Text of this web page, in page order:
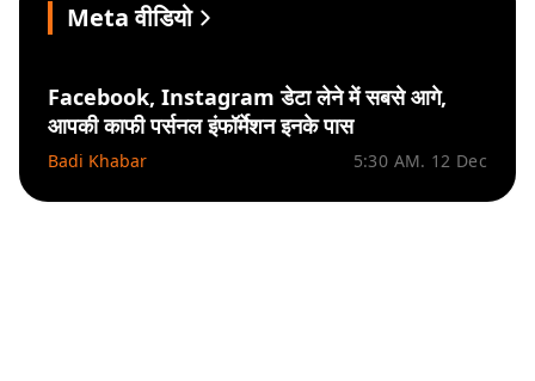
Meta वीडियो
Facebook, Instagram डेटा लेने में सबसे आगे,
आपकी काफी पर्सनल इंफॉर्मेशन इनके पास
Badi Khabar 5:30 AM. 12 Dec